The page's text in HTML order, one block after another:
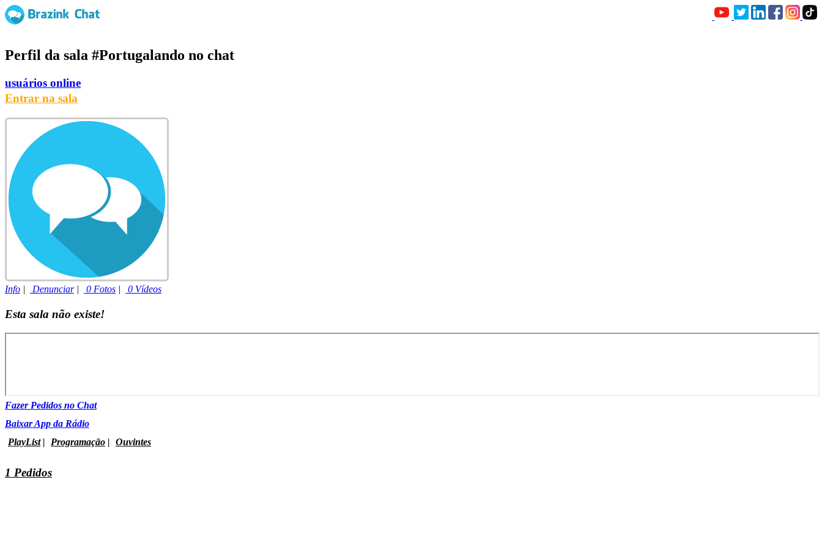
Perfil da sala #Portugalando no chat
usuários online
Entrar na sala
Info | Denunciar| 0 Fotos | 0 Vídeos
Esta sala não existe!
Fazer Pedidos no Chat
Baixar App da Rádio
PlayList| Programação | Ouvintes
1 Pedidos